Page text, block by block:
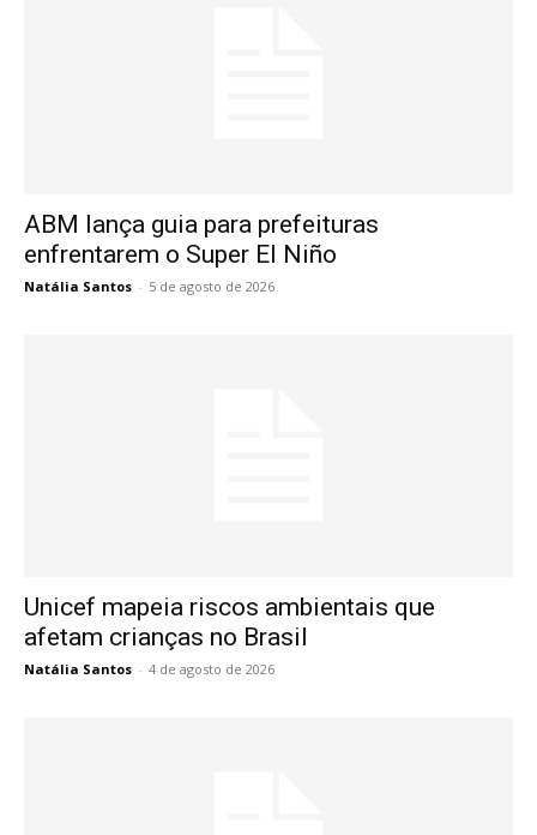
ABM lança guia para prefeituras
enfrentarem o Super El Niño
Natália Santos - 5 de agosto de 2026
Unicef mapeia riscos ambientais que
afetam crianças no Brasil
Natália Santos - 4 de agosto de 2026